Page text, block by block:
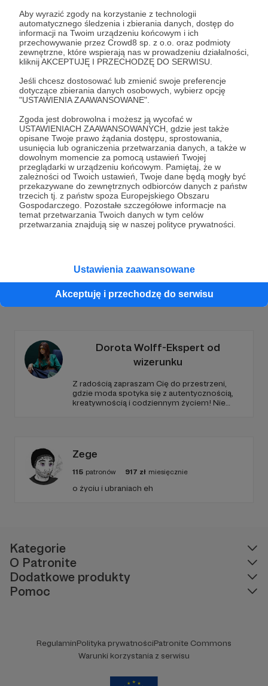
Aby wyrazić zgody na korzystanie z technologii
automatycznego śledzenia i zbierania danych, dostęp do
informacji na Twoim urządzeniu końcowym i ich
przechowywanie przez Crowd8 sp. z o.o. oraz podmioty
zewnętrzne, które wspierają nas w prowadzeniu działalności,
kliknij AKCEPTUJĘ I PRZECHODZĘ DO SERWISU.
Jeśli chcesz dostosować lub zmienić swoje preferencje
dotyczące zbierania danych osobowych, wybierz opcję
"USTAWIENIA ZAAWANSOWANE".
Zgoda jest dobrowolna i możesz ją wycofać w
USTAWIENIACH ZAAWANSOWANYCH, gdzie jest także
opisane Twoje prawo żądania dostępu, sprostowania,
usunięcia lub ograniczenia przetwarzania danych, a także w
dowolnym momencie za pomocą ustawień Twojej
przeglądarki w urządzeniu końcowym. Pamiętaj, że w
zależności od Twoich ustawień, Twoje dane będą mogły być
przekazywane do zewnętrznych odbiorców danych z państw
trzecich tj. z państw spoza Europejskiego Obszaru
Gospodarczego. Pozostałe szczegółowe informacje na
temat przetwarzania Twoich danych w tym celów
przetwarzania znajdują się w naszej polityce prywatności.
Ustawienia zaawansowane
Akceptuję i przechodzę do serwisu
Dołącz do grona Patronów!
Wesprzyj działalność AutoraMuzeum Historii Ubioru
już teraz!
Zostań Patronem
Promowani autorzy
Dorota Wolff-Ekspert od
wizerunku
Z radością zapraszam Cię do przestrzeni,
gdzie moda spotyka się z autentycznością,
kreatywnością i codziennym życiem! Nie
Wolff.
Zege
115 patronów 917 zł miesięcznie
o życiu i ubraniach eh
Kategorie
O Patronite
Dodatkowe produkty
Pomoc
RegulaminPolityka prywatnościPatronite Commons
Warunki korzystania z serwisu